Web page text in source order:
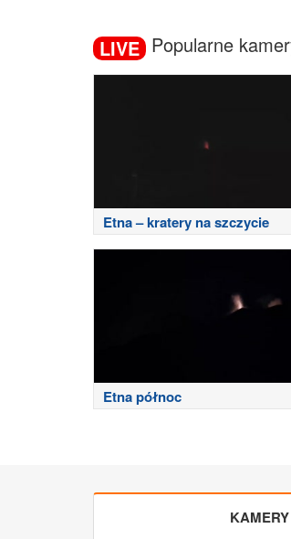
LIVE Popularne
Etna – kratery na szczycie
Etna północ